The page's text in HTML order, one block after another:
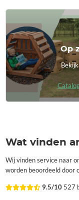
Op
Wat vinden
Wij vinden service naar
worden beoordeeld door
9.5/10 527